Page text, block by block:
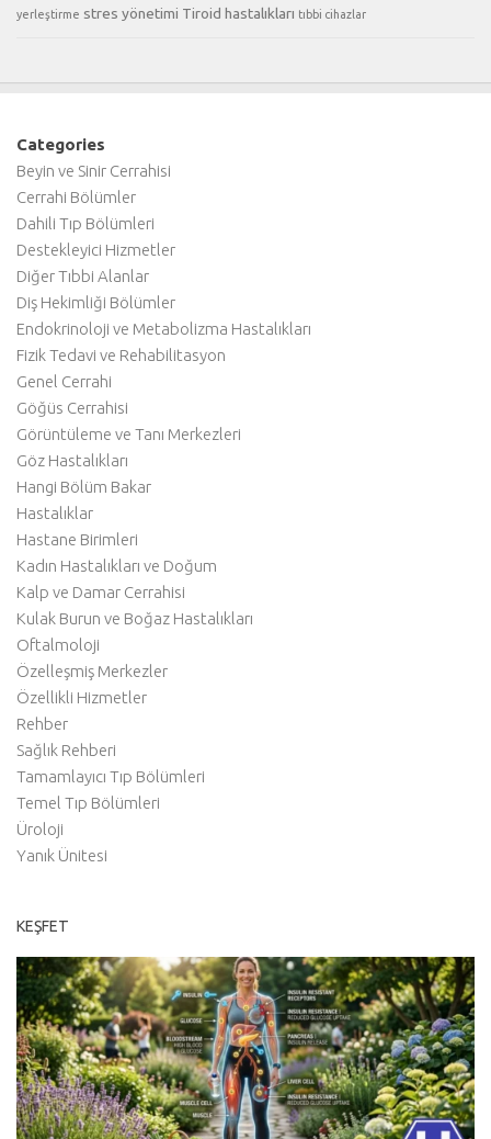
yerleştirme stres yönetimi Tiroid hastalıkları tıbbi cihazlar
Categories
Beyin ve Sinir Cerrahisi
Cerrahi Bölümler
Dahili Tıp Bölümleri
Destekleyici Hizmetler
Diğer Tıbbi Alanlar
Diş Hekimliği Bölümler
Endokrinoloji ve Metabolizma Hastalıkları
Fizik Tedavi ve Rehabilitasyon
Genel Cerrahi
Göğüs Cerrahisi
Görüntüleme ve Tanı Merkezleri
Göz Hastalıkları
Hangi Bölüm Bakar
Hastalıklar
Hastane Birimleri
Kadın Hastalıkları ve Doğum
Kalp ve Damar Cerrahisi
Kulak Burun ve Boğaz Hastalıkları
Oftalmoloji
Özelleşmiş Merkezler
Özellikli Hizmetler
Rehber
Sağlık Rehberi
Tamamlayıcı Tıp Bölümleri
Temel Tıp Bölümleri
Üroloji
Yanık Ünitesi
KEŞFET